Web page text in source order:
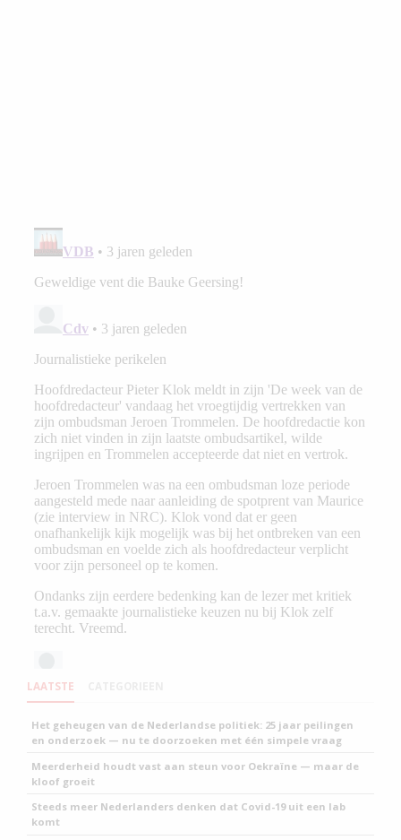
LAATSTE
Het geheugen van de Nederlandse politiek: 25 jaar peilingen
en onderzoek — nu te doorzoeken met één simpele vraag
Meerderheid houdt vast aan steun voor Oekraïne — maar de
kloof groeit
Steeds meer Nederlanders denken dat Covid-19 uit een lab
komt